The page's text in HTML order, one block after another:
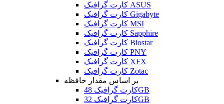
کارت گرافیک ASUS
کارت گرافیک Gigabyte
کارت گرافیک MSI
کارت گرافیک Sapphire
کارت گرافیک Biostar
کارت گرافیک PNY
کارت گرافیک XFX
کارت گرافیک Zotac
بر اساس مقدار حافظه
کارت گرافیک 48GB
کارت گرافیک 32GB